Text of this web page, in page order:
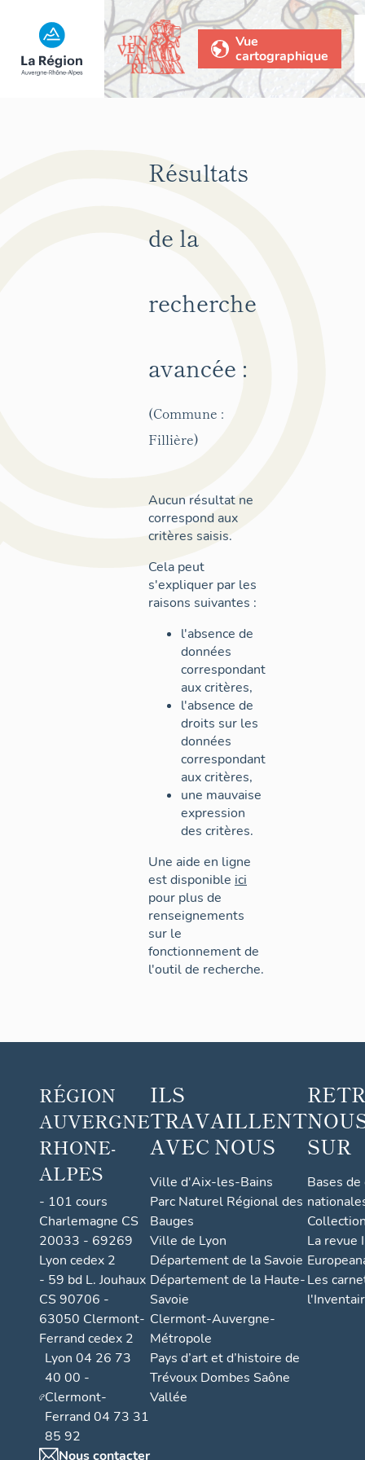
Vue
cartographique
Résultats
de la
recherche
avancée :
(Commune :
Fillière)
Aucun résultat ne
correspond aux
critères saisis.
Cela peut
s'expliquer par les
raisons suivantes :
l'absence de
données
correspondant
aux critères,
l'absence de
droits sur les
données
correspondant
aux critères,
une mauvaise
expression
des critères.
Une aide en ligne
est disponible ici
pour plus de
renseignements
sur le
fonctionnement de
l'outil de recherche.
RÉGION
AUVERGNE
RHONE-
ALPES
- 101 cours
Charlemagne CS
20033 - 69269
Lyon cedex 2
- 59 bd L. Jouhaux
CS 90706 -
63050 Clermont-
Ferrand cedex 2
Lyon 04 26 73
40 00 -
Clermont-
Ferrand 04 73 31
85 92
Nous contacter
ILS
TRAVAILLENT
AVEC NOUS
Ville d'Aix-les-Bains
Parc Naturel Régional des
Bauges
Ville de Lyon
Département de la Savoie
Département de la Haute-
Savoie
Clermont-Auvergne-
Métropole
Pays d’art et d’histoire de
Trévoux Dombes Saône
Vallée
SUR
Bases
La revue
Les